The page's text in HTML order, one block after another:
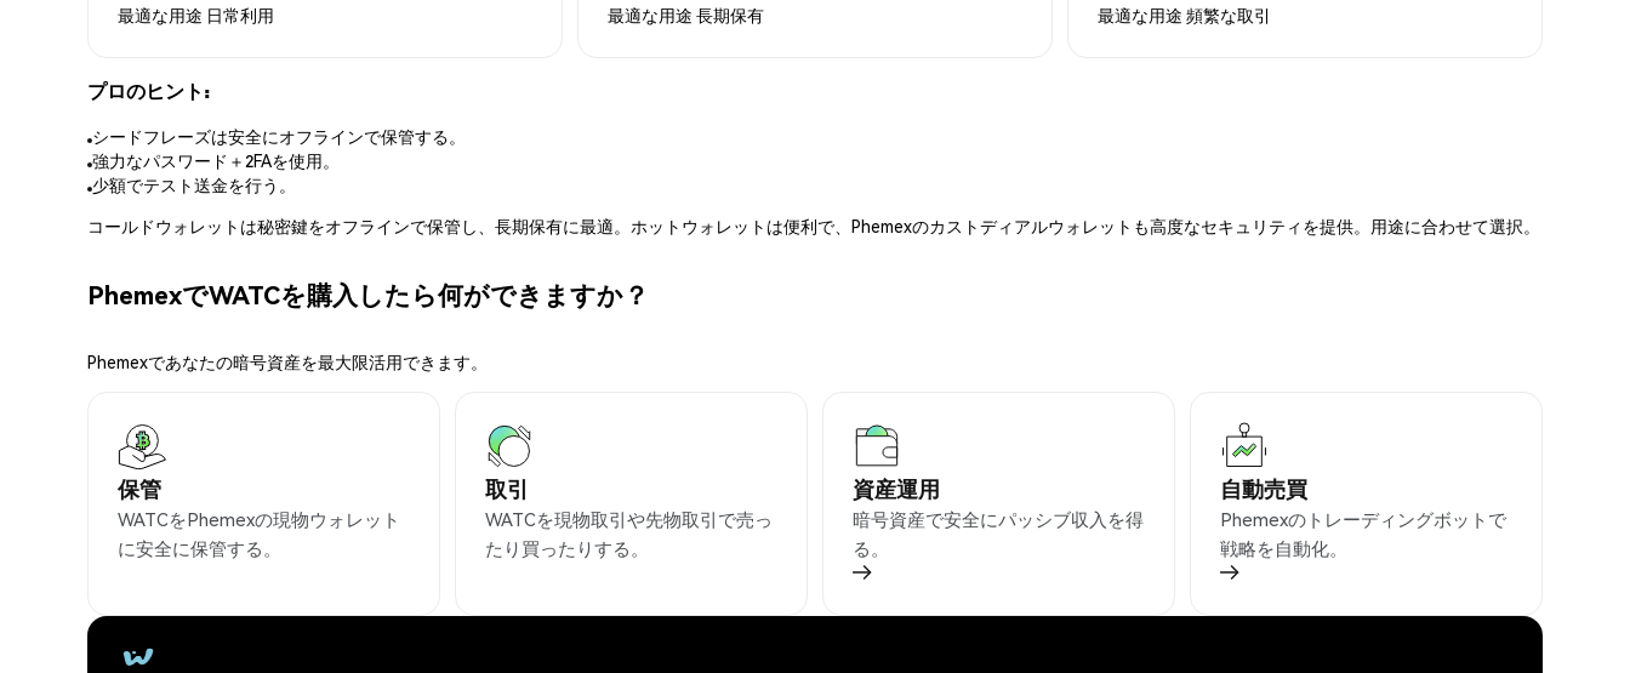
最適な用途 日常利用 最適な用途 長期保有
最適な用途 頻繁な取引
プロのヒント:
シードフレーズは安全にオフラインで保管する。
強力なパスワード＋2FAを使用。
少額でテスト送金を行う。
コールドウォレットは秘密鍵をオフラインで保管し、長期保有に最適。ホットウォレットは便利で、Phemexのカストディアルウォレットも高度なセキュリティを提供。用途に合わせて選択。
PhemexでWATCを購入したら何ができますか？
Phemexであなたの暗号資産を最大限活用できます。
保管
WATCをPhemexの現物ウォレット
に安全に保管する。
取引
WATCを現物取引や先物取引で売っ
たり買ったりする。
資産運用
暗号資産で安全にパッシブ収入を得
る。
自動売買
Phemexのトレーディングボットで
戦略を自動化。